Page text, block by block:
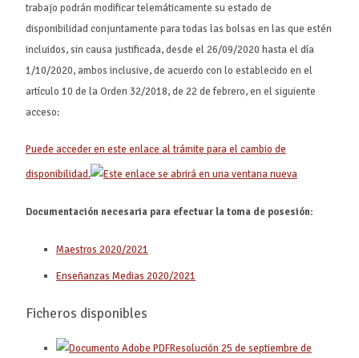
trabajo podrán modificar telemáticamente su estado de
disponibilidad conjuntamente para todas las bolsas en las que estén
incluidos, sin causa justificada, desde el 26/09/2020 hasta el día
1/10/2020, ambos inclusive, de acuerdo con lo establecido en el
artículo 10 de la Orden 32/2018, de 22 de febrero, en el siguiente
acceso:
Puede acceder en este enlace al trámite para el cambio de
disponibilidad.
Documentación necesaria para efectuar la toma de posesión:
Maestros 2020/2021
Enseñanzas Medias 2020/2021
Ficheros disponibles
Resolución 25 de septiembre de